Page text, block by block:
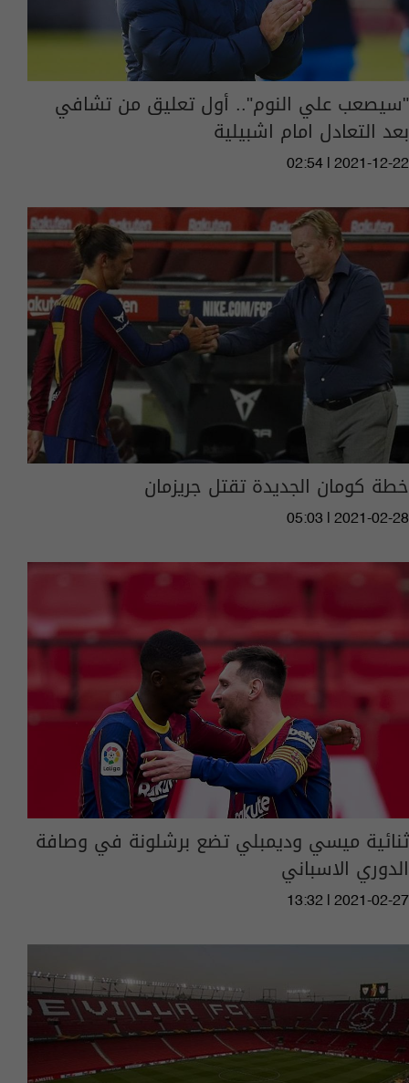
"سيصعب علي النوم".. أول تعليق من تشافي
بعد التعادل امام اشبيلية
02:54 | 2021-12-22
خطة كومان الجديدة تقتل جريزمان
05:03 | 2021-02-28
ثنائية ميسي وديمبلي تضع برشلونة في وصافة
الدوري الاسباني
13:32 | 2021-02-27